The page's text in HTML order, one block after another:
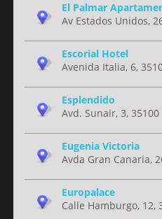
El Palmar
Av Estados Unidos,
Escorial Hotel
Avenida Italia, 6,
Esplendido
Avd. Sunair, 3, 35100
Eugenia Victoria
Avda Gran Canaria,
Europalace
Calle Hamburgo, 12,